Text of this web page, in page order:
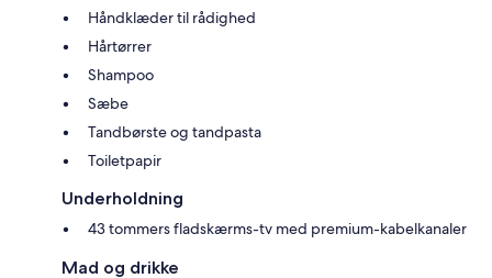
Håndklæder til rådighed
Hårtørrer
Shampoo
Sæbe
Tandbørste og tandpasta
Toiletpapir
Underholdning
43 tommers fladskærms-tv med premium-kabelkanaler
Mad og drikke